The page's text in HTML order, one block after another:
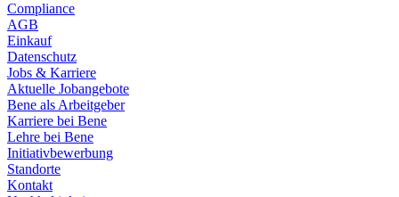
Compliance
AGB
Einkauf
Datenschutz
Jobs & Karriere
Aktuelle Jobangebote
Bene als Arbeitgeber
Karriere bei Bene
Lehre bei Bene
Initiativbewerbung
Standorte
Kontakt